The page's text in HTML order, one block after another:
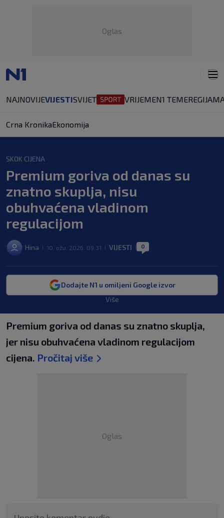
Oglas
NAJNOVIJEVIJESTISVIJET VRIJEMEN1 TEMEREGIJA
Crna KronikaEkonomija
SKOK CIJENA
Premium goriva od danas su
znatno skuplja, nisu
obuhvaćena vladinom
regulacijom
Hina 10. ožu. 2026. 09:31 VIJESTI 0
Dodajte N1 u omiljeni Google izvor
Više
Premium goriva od danas su znatno skuplja,
jer nisu obuhvaćena vladinom regulacijom
cijena. Pročitaj više
Oglas